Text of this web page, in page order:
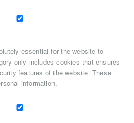
essential for the website to
only includes cookies that ensures
features of the website. These
information.